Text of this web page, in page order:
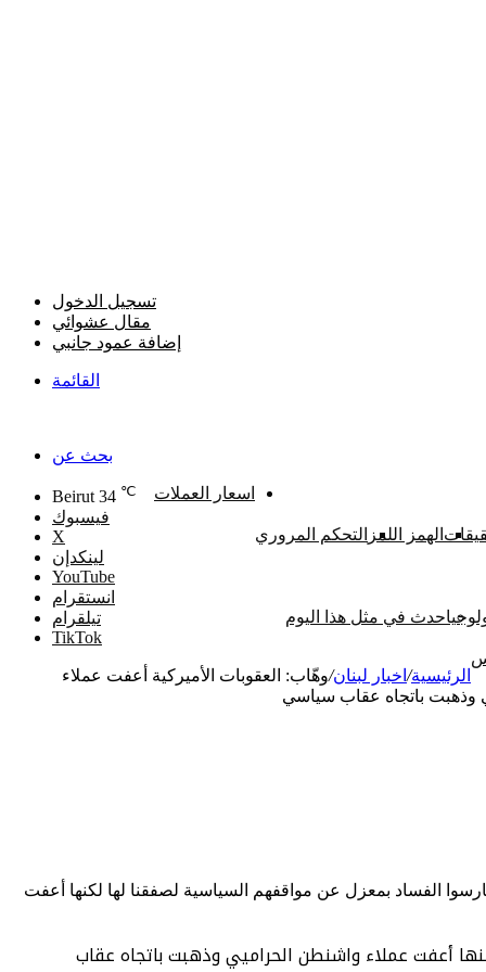
تسجيل الدخول
مقال عشوائي
إضافة عمود جانبي
القائمة
بحث عن
الهمز اللمز التحكم المروري
اسعار العملات
حدث في مثل هذا اليوم
Beirut 34 ℃
فيسبوك
‫X
لينكدإن
‫YouTube
انستقرام
تيلقرام
‫TikTok
الرئيسية/ اخبار لبنان/وهّاب: العقوبات الأميركية أعفت عملاء
وذهبت باتجاه عقاب سياسي
الفساد بمعزل عن مواقفهم السياسية لصفقنا لها لكنها أعفت
أعفت عملاء واشنطن الحراميي وذهبت باتجاه عقاب